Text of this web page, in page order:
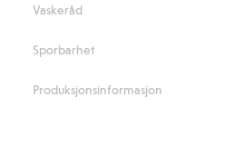
Vaskeråd
Sporbarhet
Produksjonsinformasjon